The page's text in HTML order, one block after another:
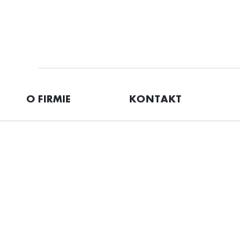
O FIRMIE KONTAKT